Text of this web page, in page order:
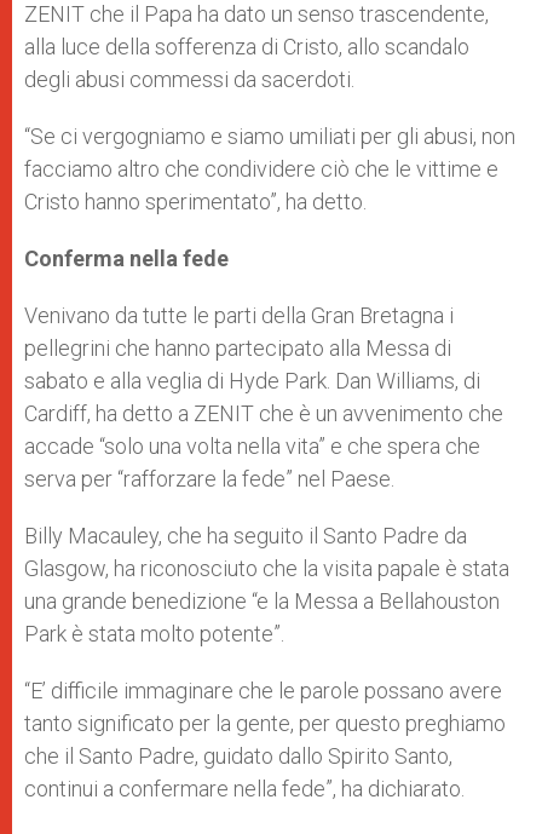
ZENIT che il Papa ha dato un senso trascendente,
alla luce della sofferenza di Cristo, allo scandalo
degli abusi commessi da sacerdoti.
“Se ci vergogniamo e siamo umiliati per gli abusi, non
facciamo altro che condividere ciò che le vittime e
Cristo hanno sperimentato”, ha detto.
Conferma nella fede
Venivano da tutte le parti della Gran Bretagna i
pellegrini che hanno partecipato alla Messa di
sabato e alla veglia di Hyde Park. Dan Williams, di
Cardiff, ha detto a ZENIT che è un avvenimento che
accade “solo una volta nella vita” e che spera che
serva per “rafforzare la fede” nel Paese.
Billy Macauley, che ha seguito il Santo Padre da
Glasgow, ha riconosciuto che la visita papale è stata
una grande benedizione “e la Messa a Bellahouston
Park è stata molto potente”.
“E’ difficile immaginare che le parole possano avere
tanto significato per la gente, per questo preghiamo
che il Santo Padre, guidato dallo Spirito Santo,
continui a confermare nella fede”, ha dichiarato.